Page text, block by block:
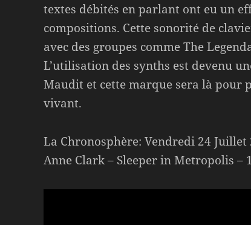
textes débités en parlant ont eu un
compositions. Cette sonorité de
avec des groupes comme The
L’utilisation des synths est devenu
Maudit et cette marque sera là pour
vivant.
La Chronosphère: Vendredi 24 Juillet
Anne Clark – Sleeper in Metropolis –